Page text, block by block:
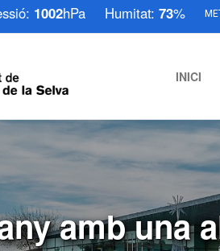
1002hPa Humitat: 73%
INICI
amb una